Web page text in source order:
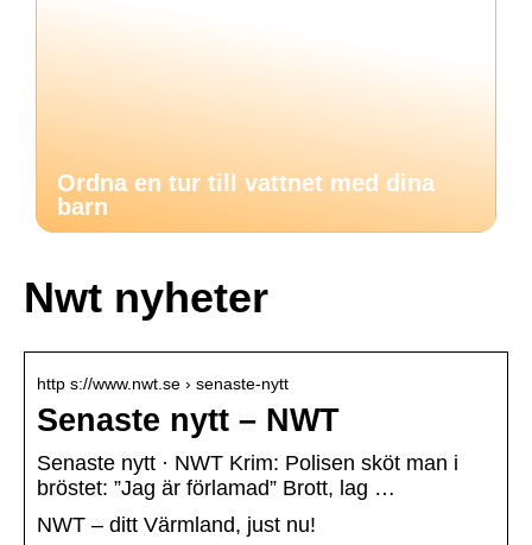
Ordna en tur till vattnet med dina
barn
Nwt nyheter
http s://www.nwt.se › senaste-nytt
Senaste nytt – NWT
Senaste nytt · NWT Krim: Polisen sköt man i
bröstet: ”Jag är förlamad” Brott, lag …
NWT – ditt Värmland, just nu!